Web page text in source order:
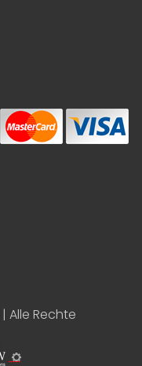
| Alle Rechte